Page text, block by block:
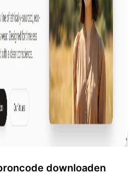
downloaden